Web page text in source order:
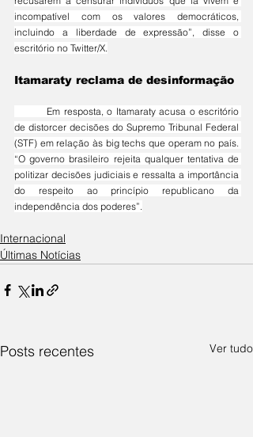
incompatível com os valores democráticos,
incluindo a liberdade de expressão”, disse o
escritório no Twitter/X.
Itamaraty reclama de desinformação
de distorcer decisões do Supremo Tribunal Federal
(STF) em relação às big techs que operam no país.
“O governo brasileiro rejeita qualquer tentativa de
politizar decisões judiciais e ressalta a importância
do respeito ao princípio republicano da
independência dos poderes”.
Internacional
Últimas Notícias
Posts recentes Ver tudo